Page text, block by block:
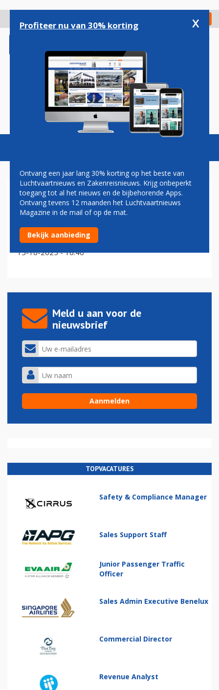
gaan
Check in
Magazine Podcasts Vacatures
MAGNIFICA
Nieuwe vliegmaatschappij met uitsluitend Business
Class
15-10-2025 - 16:40
Meld u aan voor de
nieuwsbrief
TOPVACATURES
Safety & Compliance Manager
Sales Support Staff
Junior Passenger Traffic
Officer
Sales Admin Executive Benelux
Commercial Director
Revenue Analyst
Profiteer nu van 30% korting x
Ontvang een jaar lang 30% korting op het beste van
Luchtvaartnieuws en Zakenreisnieuws. Krijg onbeperkt
toegang tot al het nieuws en de bijbehorende Apps.
Ontvang tevens 12 maanden het Luchtvaartnieuws
Magazine in de mail of op de mat.
Bekijk aanbieding